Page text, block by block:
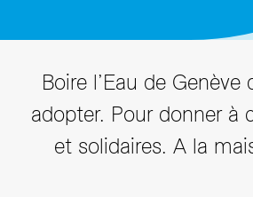
Boire l’Eau de
adopter. Pour donner à
et solidaires. A la